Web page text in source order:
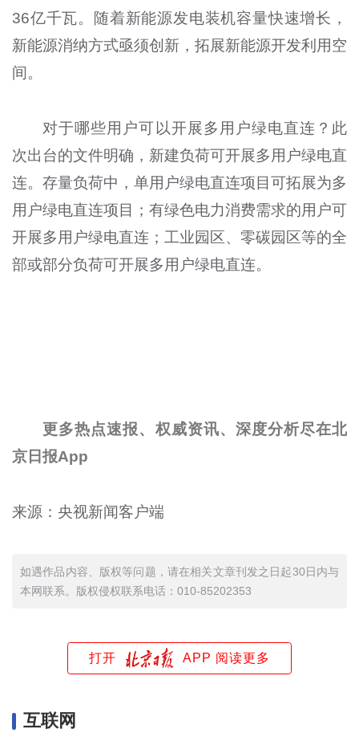
36亿千瓦。随着新能源发电装机容量快速增长，
新能源消纳方式亟须创新，拓展新能源开发利用空
间。
对于哪些用户可以开展多用户绿电直连？此
次出台的文件明确，新建负荷可开展多用户绿电直
连。存量负荷中，单用户绿电直连项目可拓展为多
用户绿电直连项目；有绿色电力消费需求的用户可
开展多用户绿电直连；工业园区、零碳园区等的全
部或部分负荷可开展多用户绿电直连。
更多热点速报、权威资讯、深度分析尽在北
京日报App
来源：央视新闻客户端
如遇作品内容、版权等问题，请在相关文章刊发之日起30日内与
本网联系。版权侵权联系电话：010-85202353
打开 APP 阅读更多
互联网